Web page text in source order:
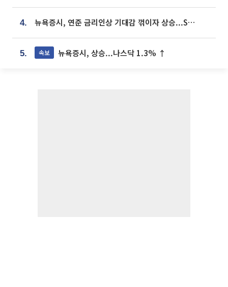
4. 뉴욕증시, 연준 금리인상 기대감 꺾이자 상승...S&P500 사상 최고치 [종합]
5. 속보 뉴욕증시, 상승...나스닥 1.3% ↑